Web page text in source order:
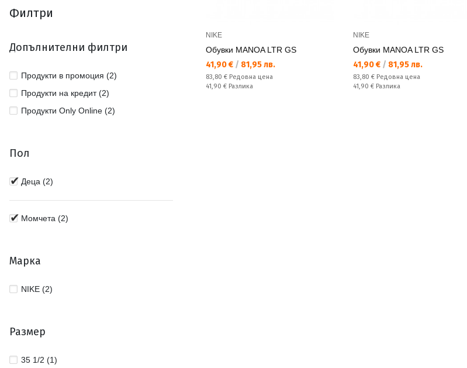
Филтри
Допълнителни филтри
Продукти в промоция (2)
Продукти на кредит (2)
Продукти Only Online (2)
Пол
Деца (2)
Момчета (2)
Марка
NIKE (2)
Размер
35 1/2 (1)
NIKE
Обувки MANOA LTR GS
Текуща цена:
41,90 € / 81,95 лв.
Редовна цена:
83,80 € Редовна цена
Спестявате:
41,90 € Разлика
NIKE
Обувки MANOA LTR GS
Текуща цена:
41,90 € / 81,95 лв.
Редовна цена:
83,80 € Редовна цена
Спестявате:
41,90 € Разлика